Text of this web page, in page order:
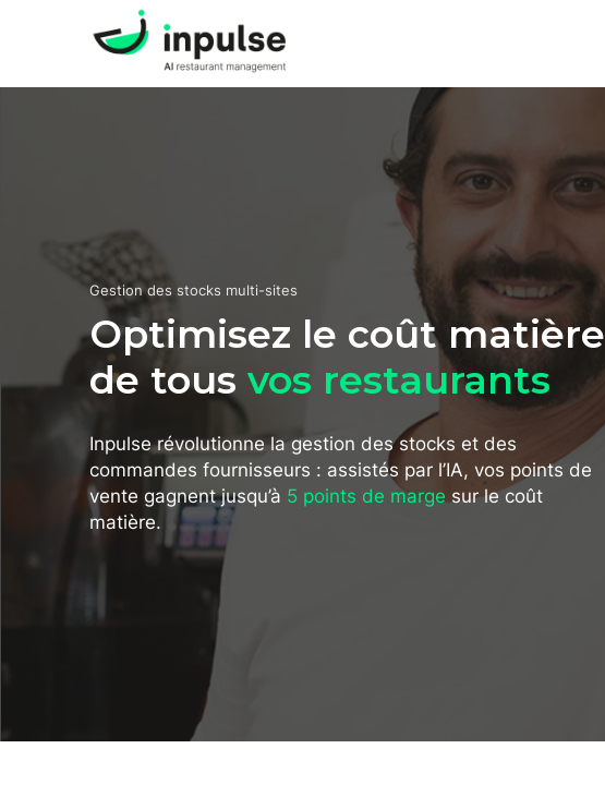
Gestion des stocks multi-sites
Optimisez le coût matière
de tous vos restaurants
Inpulse révolutionne la gestion des stocks et des
commandes fournisseurs : assistés par l’IA, vos points de
vente gagnent jusqu’à 5 points de marge sur le coût
matière.